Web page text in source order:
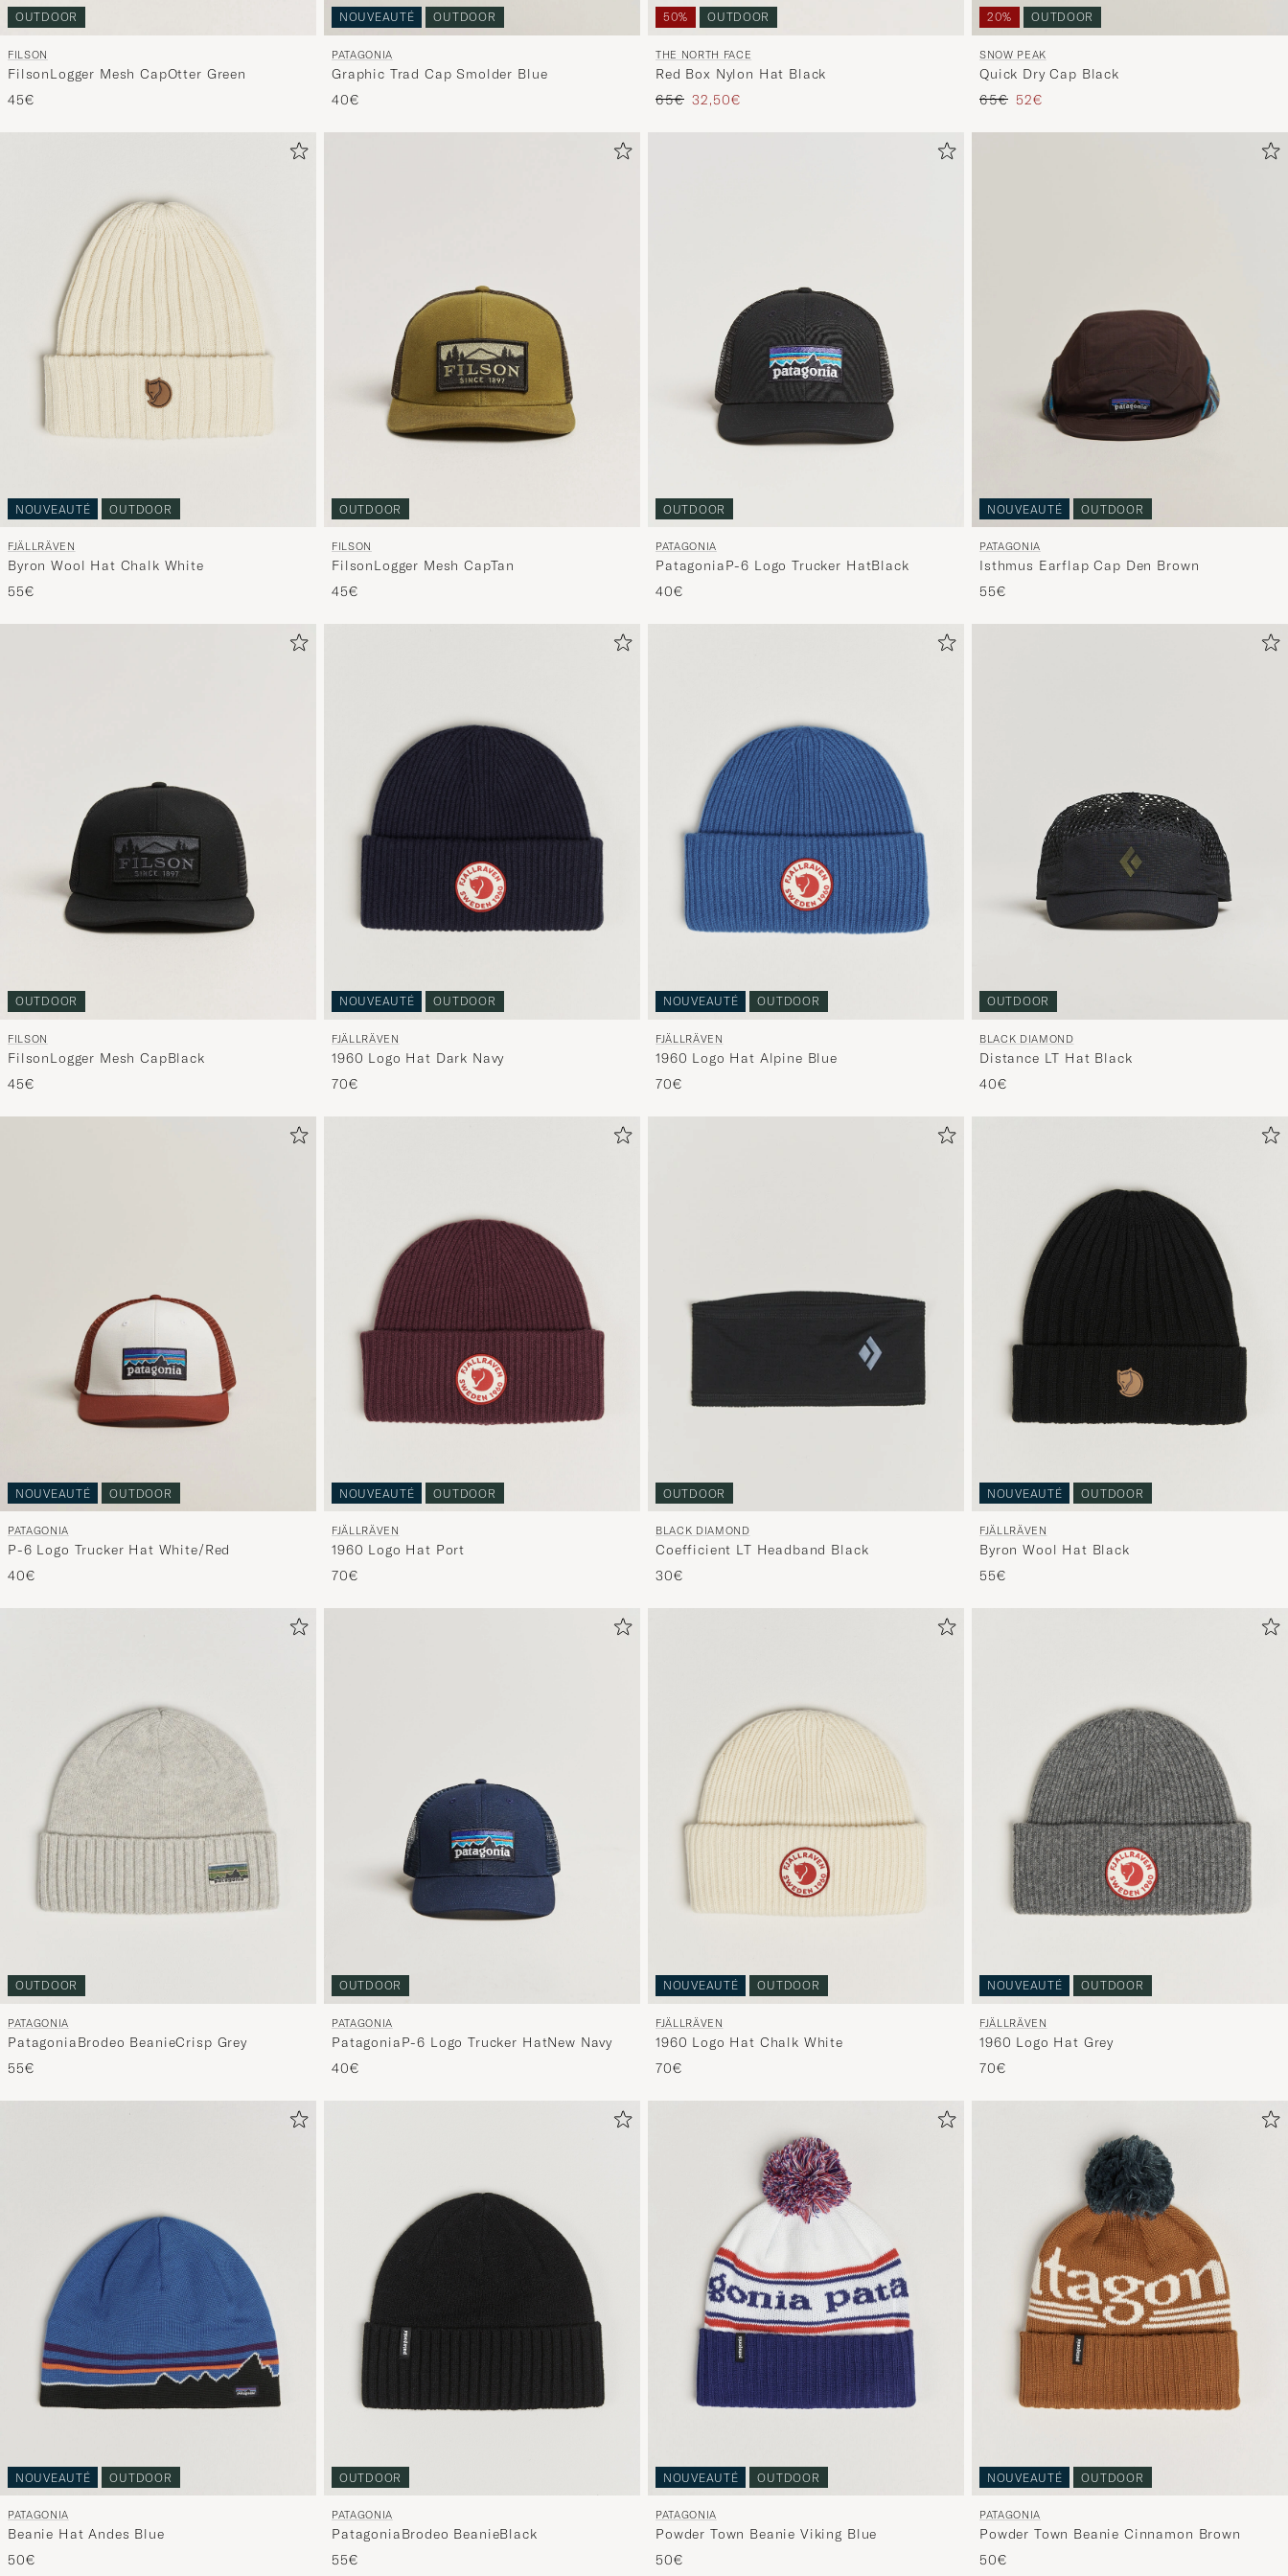
OUTDOOR
FILSON
FilsonLogger Mesh CapOtter Green
45€
NOUVEAUTÉ OUTDOOR
PATAGONIA
Graphic Trad Cap Smolder Blue
40€
50% OUTDOOR
THE NORTH FACE
Red Box Nylon Hat Black
Prix ordinaire
65€ Prix réduit
32,50€
20% OUTDOOR
SNOW PEAK
Quick Dry Cap Black
Prix ordinaire
65€ Prix réduit
52€
NOUVEAUTÉ OUTDOOR
FJÄLLRÄVEN
Byron Wool Hat Chalk White
55€
OUTDOOR
FILSON
FilsonLogger Mesh CapTan
45€
OUTDOOR
PATAGONIA
PatagoniaP-6 Logo Trucker HatBlack
40€
NOUVEAUTÉ OUTDOOR
PATAGONIA
Isthmus Earflap Cap Den Brown
55€
OUTDOOR
FILSON
FilsonLogger Mesh CapBlack
45€
NOUVEAUTÉ OUTDOOR
FJÄLLRÄVEN
1960 Logo Hat Dark Navy
70€
NOUVEAUTÉ OUTDOOR
FJÄLLRÄVEN
1960 Logo Hat Alpine Blue
70€
OUTDOOR
BLACK DIAMOND
Distance LT Hat Black
40€
NOUVEAUTÉ OUTDOOR
PATAGONIA
P-6 Logo Trucker Hat White/Red
40€
NOUVEAUTÉ OUTDOOR
FJÄLLRÄVEN
1960 Logo Hat Port
70€
OUTDOOR
BLACK DIAMOND
Coefficient LT Headband Black
30€
NOUVEAUTÉ OUTDOOR
FJÄLLRÄVEN
Byron Wool Hat Black
55€
OUTDOOR
PATAGONIA
PatagoniaBrodeo BeanieCrisp Grey
55€
OUTDOOR
PATAGONIA
PatagoniaP-6 Logo Trucker HatNew Navy
40€
NOUVEAUTÉ OUTDOOR
FJÄLLRÄVEN
1960 Logo Hat Chalk White
70€
NOUVEAUTÉ OUTDOOR
FJÄLLRÄVEN
1960 Logo Hat Grey
70€
NOUVEAUTÉ OUTDOOR
PATAGONIA
Beanie Hat Andes Blue
50€
OUTDOOR
PATAGONIA
PatagoniaBrodeo BeanieBlack
55€
NOUVEAUTÉ OUTDOOR
PATAGONIA
Powder Town Beanie Viking Blue
50€
NOUVEAUTÉ OUTDOOR
PATAGONIA
Powder Town Beanie Cinnamon Brown
50€